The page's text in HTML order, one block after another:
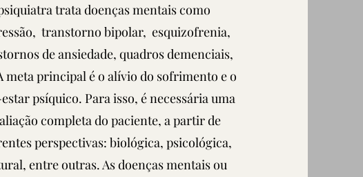
trata doenças mentais como
transtorno bipolar, esquizofrenia,
de ansiedade, quadros demenciais,
meta principalé o alívio do sofrimento e o
psíquico. Para isso, é necessária uma
completa do paciente, a partir de
perspectivas: biológica, psicológica,
entre outras. As doenças mentais ou